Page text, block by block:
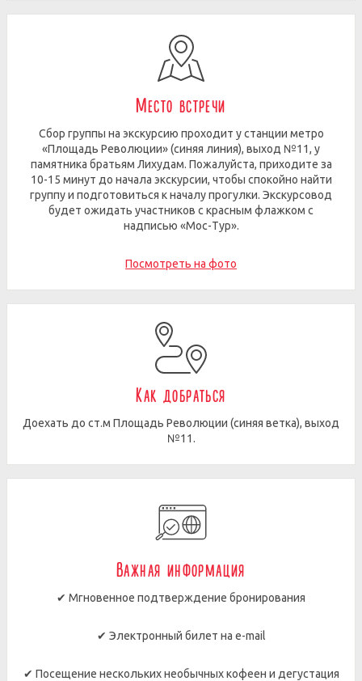
Место встречи
Сбор группы на экскурсию проходит у станции метро
«Площадь Революции» (синяя линия), выход №11, у
памятника братьям Лихудам. Пожалуйста, приходите за
10-15 минут до начала экскурсии, чтобы спокойно найти
группу и подготовиться к началу прогулки. Экскурсовод
будет ожидать участников с красным флажком с
надписью «Мос-Тур».
Посмотреть на фото
Как добраться
Доехать до ст.м Площадь Революции (синяя ветка), выход
№11.
Важная информация
✔ Мгновенное подтверждение бронирования
✔ Электронный билет на e-mail
✔ Посещение нескольких необычных кофеен и дегустация